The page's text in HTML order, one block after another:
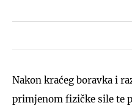
Nakon kraćeg boravka i
primjenom fizičke sile te